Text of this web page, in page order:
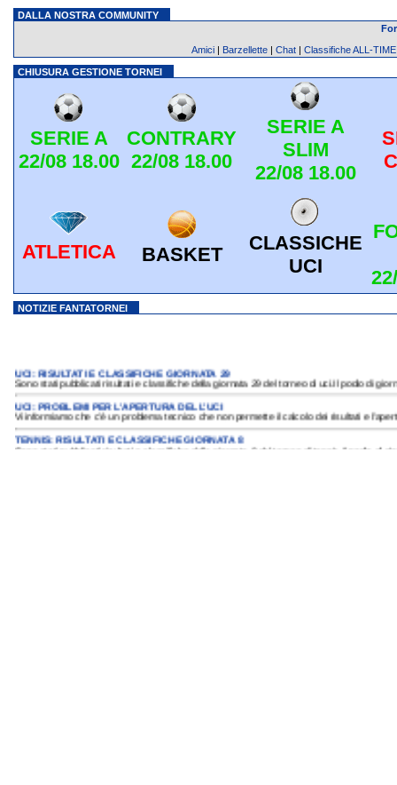
DALLA NOSTRA COMMUNITY
Amici | Barzellette |Chat |Classifiche ALL-TIME
CHIUSURA GESTIONE TORNEI
SERIE A
22/08 18.00
CONTRARY
22/08 18.00
SERIE A
SLIM
22/08 18.00
ATLETICA BASKET
CLASSICHE
UCI
NOTIZIE FANTATORNEI
UCI: RISULTATI E CLASSIFICHE GIORNATA 29
Sono stati pubblicati risultati e classifiche della giornata 29 del torneo di uci.Il podio di
UCI: PROBLEMI PER L’APERTURA DELL’UCI
Vi informiamo che c’è un problema tecnico che non permette il calcolo dei risultati e
TENNIS: RISULTATI E CLASSIFICHE GIORNATA 8
Sono stati pubblicati risultati e classifiche della giornata 8 del torneo di tennis.Il podio di